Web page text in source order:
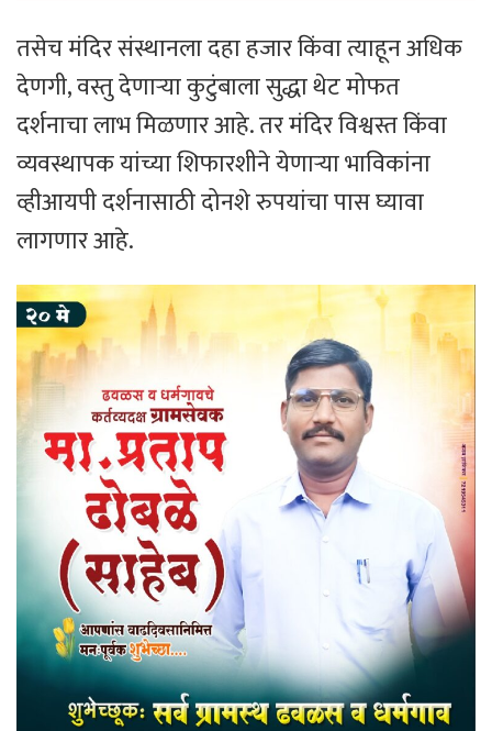
तसेच मंदिर संस्थानला दहा हजार किंवा त्याहून अधिक
देणगी, वस्तु देणाऱ्या कुटुंबाला सुद्धा थेट मोफत
दर्शनाचा लाभ मिळणार आहे. तर मंदिर विश्वस्त किंवा
व्यवस्थापक यांच्या शिफारशीने येणाऱ्या भाविकांना
व्हीआयपी दर्शनासाठी दोनशे रुपयांचा पास घ्यावा
लागणार आहे.